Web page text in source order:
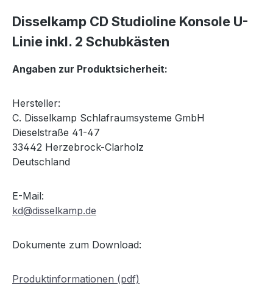
Disselkamp CD Studioline Konsole U-
Linie inkl. 2 Schubkästen
Angaben zur Produktsicherheit:
Hersteller:
C. Disselkamp Schlafraumsysteme GmbH
Dieselstraße 41-47
33442 Herzebrock-Clarholz
Deutschland
E-Mail:
kd@disselkamp.de
Dokumente zum Download:
Produktinformationen (pdf)